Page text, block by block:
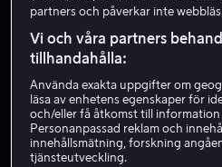
partners och påverkar inte
Vi och våra partners
tillhandahålla:
Använda exakta uppgifter om
läsa av enhetens egenskaper för
och/eller få åtkomst till information
Personanpassad reklam och
innehållsmätning, forskning
tjänsteutveckling.